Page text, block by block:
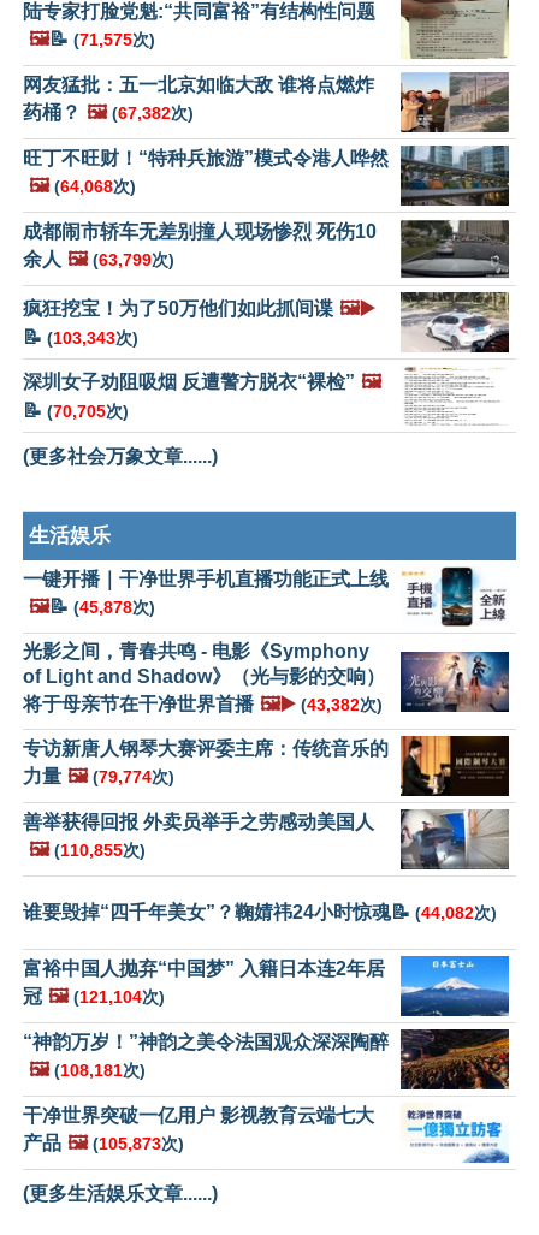
陆专家打脸党魁:“共同富裕”有结构性问题
🖼️📝 (71,575次)
网友猛批：五一北京如临大敌 谁将点燃炸
药桶？ 🖼️ (67,382次)
旺丁不旺财！“特种兵旅游”模式令港人哗然
🖼️ (64,068次)
成都闹市轿车无差别撞人现场惨烈 死伤10
余人 🖼️ (63,799次)
疯狂挖宝！为了50万他们如此抓间谍 🖼️▶️
📝 (103,343次)
深圳女子劝阻吸烟 反遭警方脱衣“裸检” 🖼️
📝 (70,705次)
(更多社会万象文章......)
生活娱乐
一键开播｜干净世界手机直播功能正式上线
🖼️📝 (45,878次)
光影之间，青春共鸣 - 电影《Symphony
of Light and Shadow》（光与影的交响）
将于母亲节在干净世界首播 🖼️▶️ (43,382次)
专访新唐人钢琴大赛评委主席：传统音乐的
力量 🖼️ (79,774次)
善举获得回报 外卖员举手之劳感动美国人
🖼️ (110,855次)
谁要毁掉“四千年美女”？鞠婧祎24小时惊魂📝 (44,082次)
富裕中国人抛弃“中国梦” 入籍日本连2年居
冠 🖼️ (121,104次)
“神韵万岁！”神韵之美令法国观众深深陶醉
🖼️ (108,181次)
干净世界突破一亿用户 影视教育云端七大
产品 🖼️ (105,873次)
(更多生活娱乐文章......)